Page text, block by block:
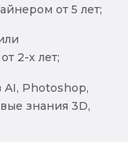
от 5 лет;
2-х лет;
Photoshop,
знания 3D,